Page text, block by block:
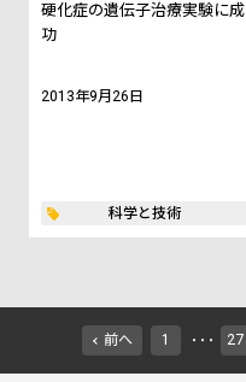
硬化症の遺伝子治療実験に成
功
2013年9月26日
科学と技術
前へ 1 ・・・ 27